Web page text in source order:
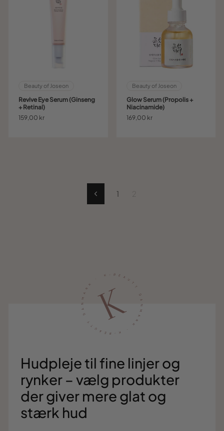
Beauty of Joseon
Revive Eye Serum (Ginseng
+ Retinal)
159,00 kr
Beauty of Joseon
Glow Serum (Propolis +
Niacinamide)
169,00 kr
Tidligere
1
Hudpleje til fine linjer og
rynker – vælg produkter
der giver mere glat og
stærk hud